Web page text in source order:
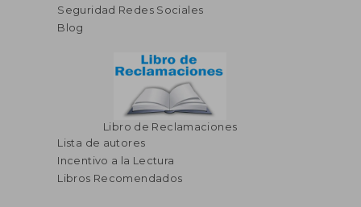
Seguridad Redes Sociales
Blog
Libro de Reclamaciones
Lista de autores
Incentivo a la Lectura
Libros Recomendados